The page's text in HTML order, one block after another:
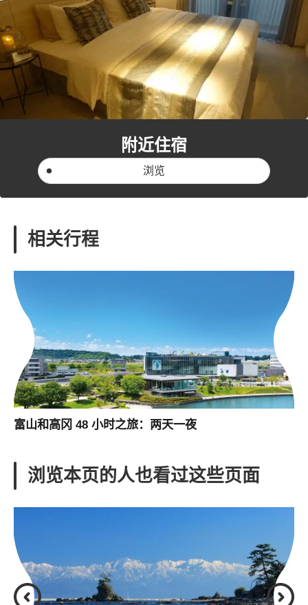
附近住宿
浏览
相关行程
富山和高冈 48 小时之旅：两天一夜
浏览本页的人也看过这些页面